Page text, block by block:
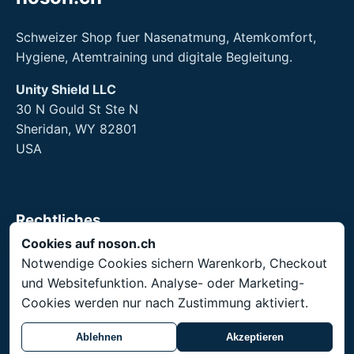
Schweizer Shop fuer Nasenatmung, Atemkomfort,
Hygiene, Atemtraining und digitale Begleitung.
Unity Shield LLC
30 N Gould St Ste N
Sheridan, WY 82801
USA
Rechtliches
Impressum
Datenschutz
Cookies auf noson.ch
Notwendige Cookies sichern Warenkorb, Checkout
und Websitefunktion. Analyse- oder Marketing-
Cookies werden nur nach Zustimmung aktiviert.
Ablehnen Akzeptieren